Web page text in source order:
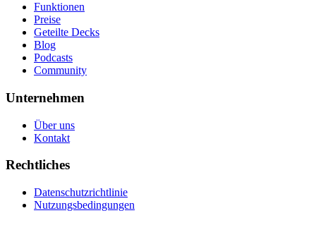
Funktionen
Preise
Geteilte Decks
Blog
Podcasts
Community
Unternehmen
Über uns
Kontakt
Rechtliches
Datenschutzrichtlinie
Nutzungsbedingungen